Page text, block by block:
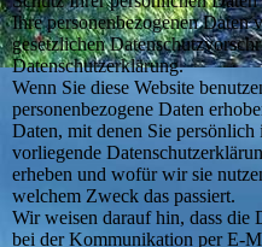
Ihre personenbezogenen Daten
gesetzlichen
Datenschutzerklärung.
Wenn Sie diese Website
personenbezogene Daten
Daten, mit denen Sie
vorliegende
erheben und wofür wir sie
welchem Zweck das passiert.
Wir weisen darauf hin, dass die
bei der Kommunikation per E-